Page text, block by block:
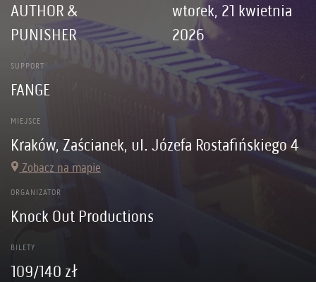
AUTHOR &
PUNISHER
wtorek, 21 kwietnia
2026
SUPPORT
FANGE
MIEJSCE
Kraków, Zaścianek, ul. Józefa Rostafińskiego 4
Zobacz na mapie
ORGANIZATOR
Knock Out Productions
BILETY
109/140 zł